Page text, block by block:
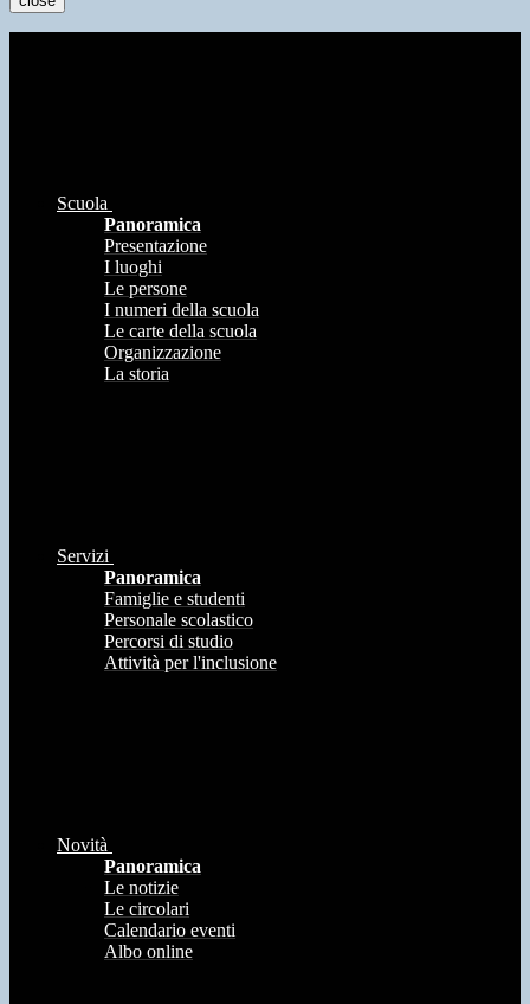
Scuola
Panoramica
Presentazione
I luoghi
Le persone
I numeri della scuola
Le carte della scuola
Organizzazione
La storia
Servizi
Panoramica
Famiglie e studenti
Personale scolastico
Percorsi di studio
Attività per l'inclusione
Novità
Panoramica
Le notizie
Le circolari
Calendario eventi
Albo online